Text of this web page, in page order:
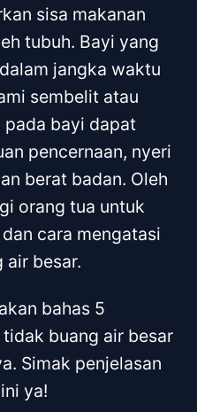
sisa makanan
tubuh. Bayi yang
jangka waktu
sembelit atau
bayi dapat
pencernaan, nyeri
berat badan. Oleh
orang tua untuk
cara mengatasi
air besar.
bahas 5
buang air besar
Simak penjelasan
ya!